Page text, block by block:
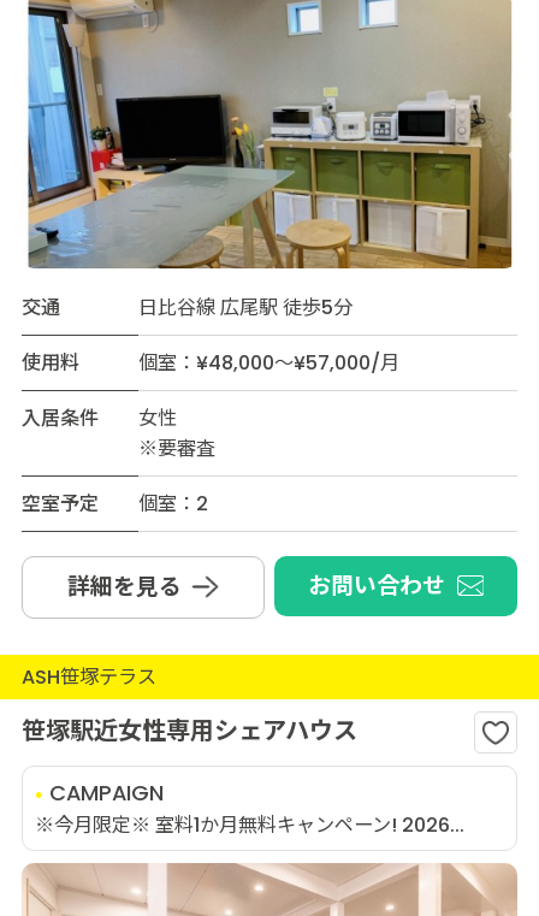
交通
日比谷線 広尾駅 徒歩5分
使用料
個室：¥48,000～¥57,000/月
入居条件
女性
※要審査
空室予定
個室：2
詳細を見る お問い合わせ
ASH笹塚テラス
笹塚駅近女性専用シェアハウス
CAMPAIGN
※今月限定※ 室料1か月無料キャンペーン! 2026...